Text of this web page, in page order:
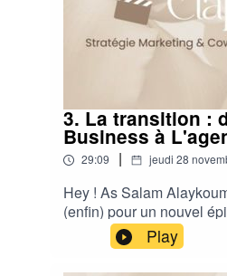
3. La transition :
Business à
29:09 | jeudi 28
Hey ! As Salam
(enfin) pour un nouvel
Clap !Vous allez entrer
coulisses de L'agence
décidé de passer du
Play